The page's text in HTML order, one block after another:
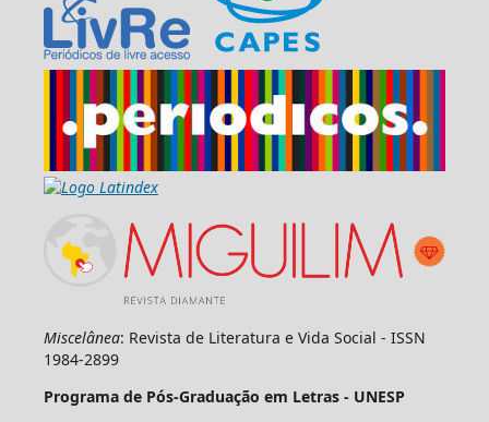
Miscelânea: Revista de Literatura e Vida Social - ISSN
1984-2899
Programa de Pós-Graduação em Letras - UNESP